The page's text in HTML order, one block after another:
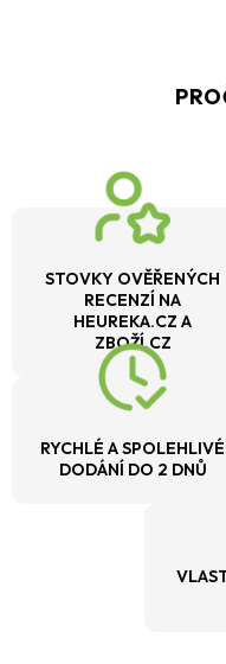
STOVKY OVĚŘENÝCH
RECENZÍ NA
HEUREKA.CZ A
ZBOŽÍ.CZ
RYCHLÉ A SPOLEHLIVÉ
DODÁNÍ DO 2 DNŮ